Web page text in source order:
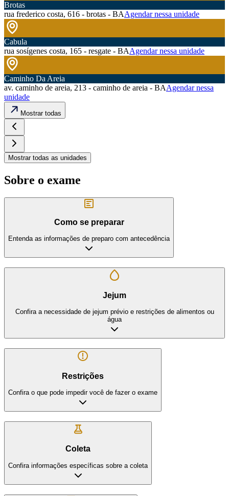
Brotas
rua frederico costa, 616 - brotas - BAAgendar nessa unidade
Cabula
rua sosígenes costa, 165 - resgate - BAAgendar nessa unidade
Caminho Da Areia
av. caminho de areia, 213 - caminho de areia - BAAgendar nessa
unidade
Mostrar todas
Mostrar todas as unidades
Sobre o exame
Como se preparar
Entenda as informações de preparo com antecedência
Jejum
Confira a necessidade de jejum prévio e restrições de alimentos ou
água
Restrições
Confira o que pode impedir você de fazer o exame
Coleta
Confira informações específicas sobre a coleta